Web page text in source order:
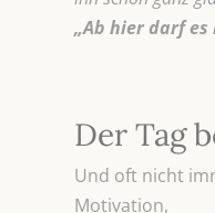
„Ab hier darf
Der Tag
Und oft nicht
Motivation,